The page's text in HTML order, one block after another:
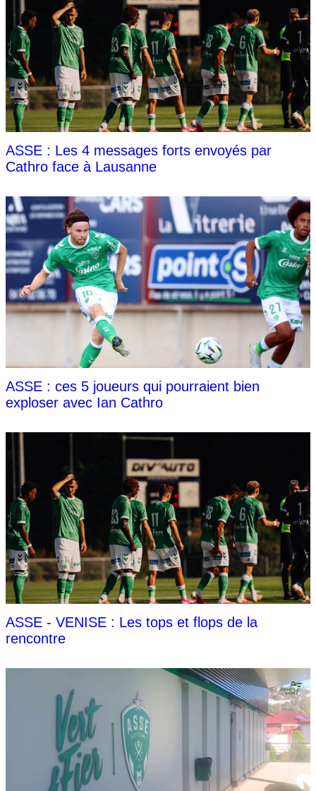
ASSE : Les 4 messages forts envoyés par
Cathro face à Lausanne
ASSE : ces 5 joueurs qui pourraient bien
exploser avec Ian Cathro
ASSE - VENISE : Les tops et flops de la
rencontre